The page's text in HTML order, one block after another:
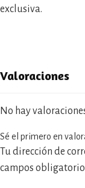
exclusiva.
Valoraciones
No hay
Sé el primero en
Tu dirección de
campos